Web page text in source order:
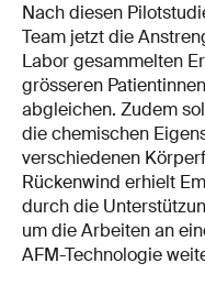
Nach diesen
Team jetzt die
Labor gesammelten
grösseren
abgleichen. Zudem
die chemischen
verschiedenen
Rückenwind erhielt
durch die
um die Arbeiten an
AFM-Technologie